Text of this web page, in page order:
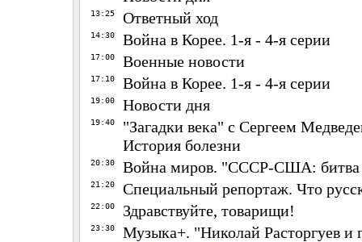
13:25 Ответный ход
14:30 Война в Корее. 1-я - 4-я серии
17:00 Военные новости
17:10 Война в Корее. 1-я - 4-я серии
19:00 Новости дня
19:40
"Загадки века" с Сергеем
История болезни
20:30 Война миров. "СССР-США: битва
21:20 Специальный репортаж. Что
22:00 Здравствуйте, товарищи!
23:30
Музыка+. "Николай Расторгуев